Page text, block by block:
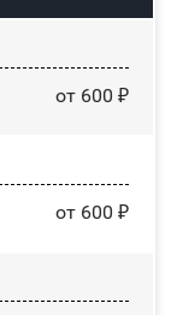
от 600 ₽
от 600 ₽